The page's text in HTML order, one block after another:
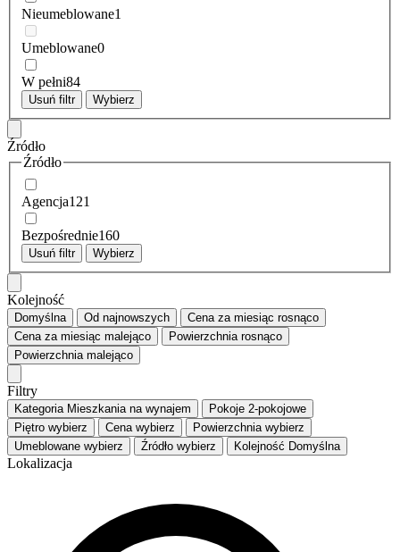
Nieumeblowane1
Umeblowane0
W pełni84
Usuń filtr Wybierz
Źródło
Źródło
Agencja121
Bezpośrednie160
Usuń filtr Wybierz
Kolejność
Domyślna Od najnowszych Cena za miesiąc rosnąco
Cena za miesiąc malejąco Powierzchnia rosnąco
Powierzchnia malejąco
Filtry
Kategoria Mieszkania na wynajem Pokoje 2-pokojowe
Piętro wybierz Cena wybierz Powierzchnia wybierz
Umeblowane wybierz Źródło wybierz Kolejność Domyślna
Lokalizacja